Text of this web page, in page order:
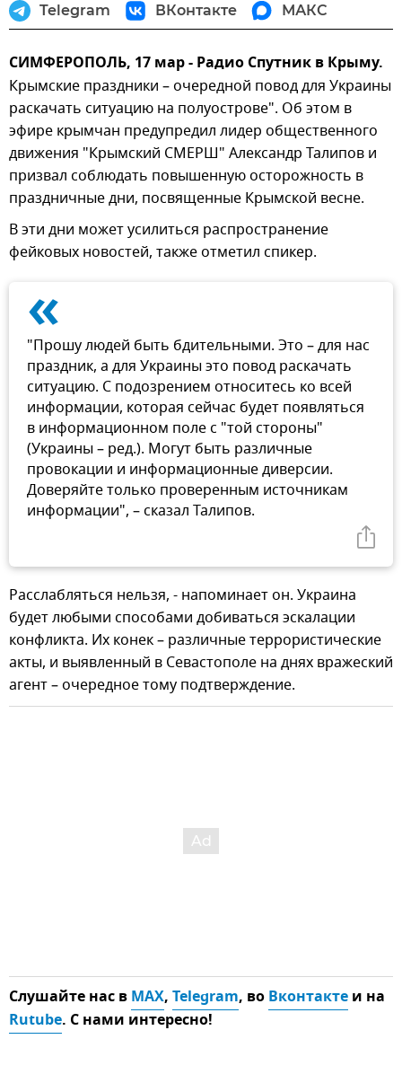
Telegram ВКонтакте МАКС
СИМФЕРОПОЛЬ, 17 мар - Радио Спутник в Крыму.
Крымские праздники – очередной повод для Украины
раскачать ситуацию на полуострове". Об этом в
эфире крымчан предупредил лидер общественного
движения "Крымский СМЕРШ" Александр Талипов и
призвал соблюдать повышенную осторожность в
праздничные дни, посвященные Крымской весне.
В эти дни может усилиться распространение
фейковых новостей, также отметил спикер.
«
"Прошу людей быть бдительными. Это – для нас
праздник, а для Украины это повод раскачать
ситуацию. С подозрением относитесь ко всей
информации, которая сейчас будет появляться
в информационном поле с "той стороны"
(Украины – ред.). Могут быть различные
провокации и информационные диверсии.
Доверяйте только проверенным источникам
информации", – сказал Талипов.
Расслабляться нельзя, - напоминает он. Украина
будет любыми способами добиваться эскалации
конфликта. Их конек – различные террористические
акты, и выявленный в Севастополе на днях вражеский
агент – очередное тому подтверждение.
Слушайте нас вMAX,Telegram, воВконтактеи на
Rutube. С нами интересно!